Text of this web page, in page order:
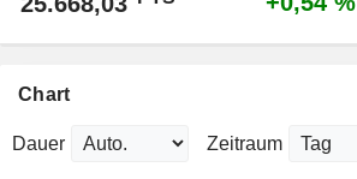
Chart
Dauer Zeitraum